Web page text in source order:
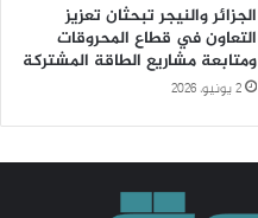
الجزائر والنيجر تبحثان تعزيز
التعاون في قطاع المحروقات
ومتابعة مشاريع الطاقة المشتركة
2 يونيو، 2026